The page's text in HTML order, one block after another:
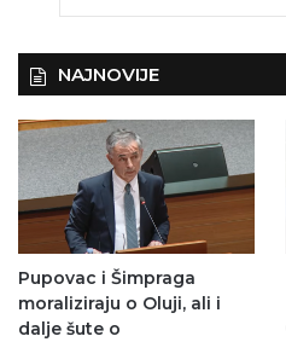
NAJNOVIJE
Pupovac i Šimpraga
moraliziraju o Oluji, ali i
dalje šute o